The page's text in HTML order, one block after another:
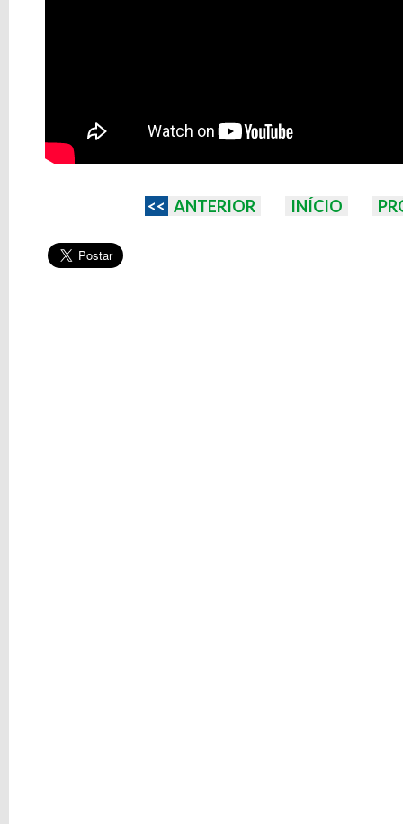
<< ANTERIOR INÍCIO